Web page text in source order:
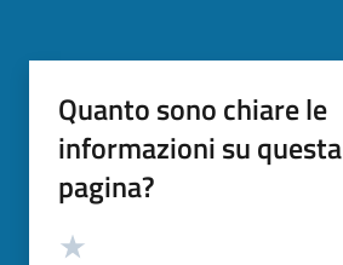
Quanto sono chiare le
informazioni su questa
pagina?
Valutazione